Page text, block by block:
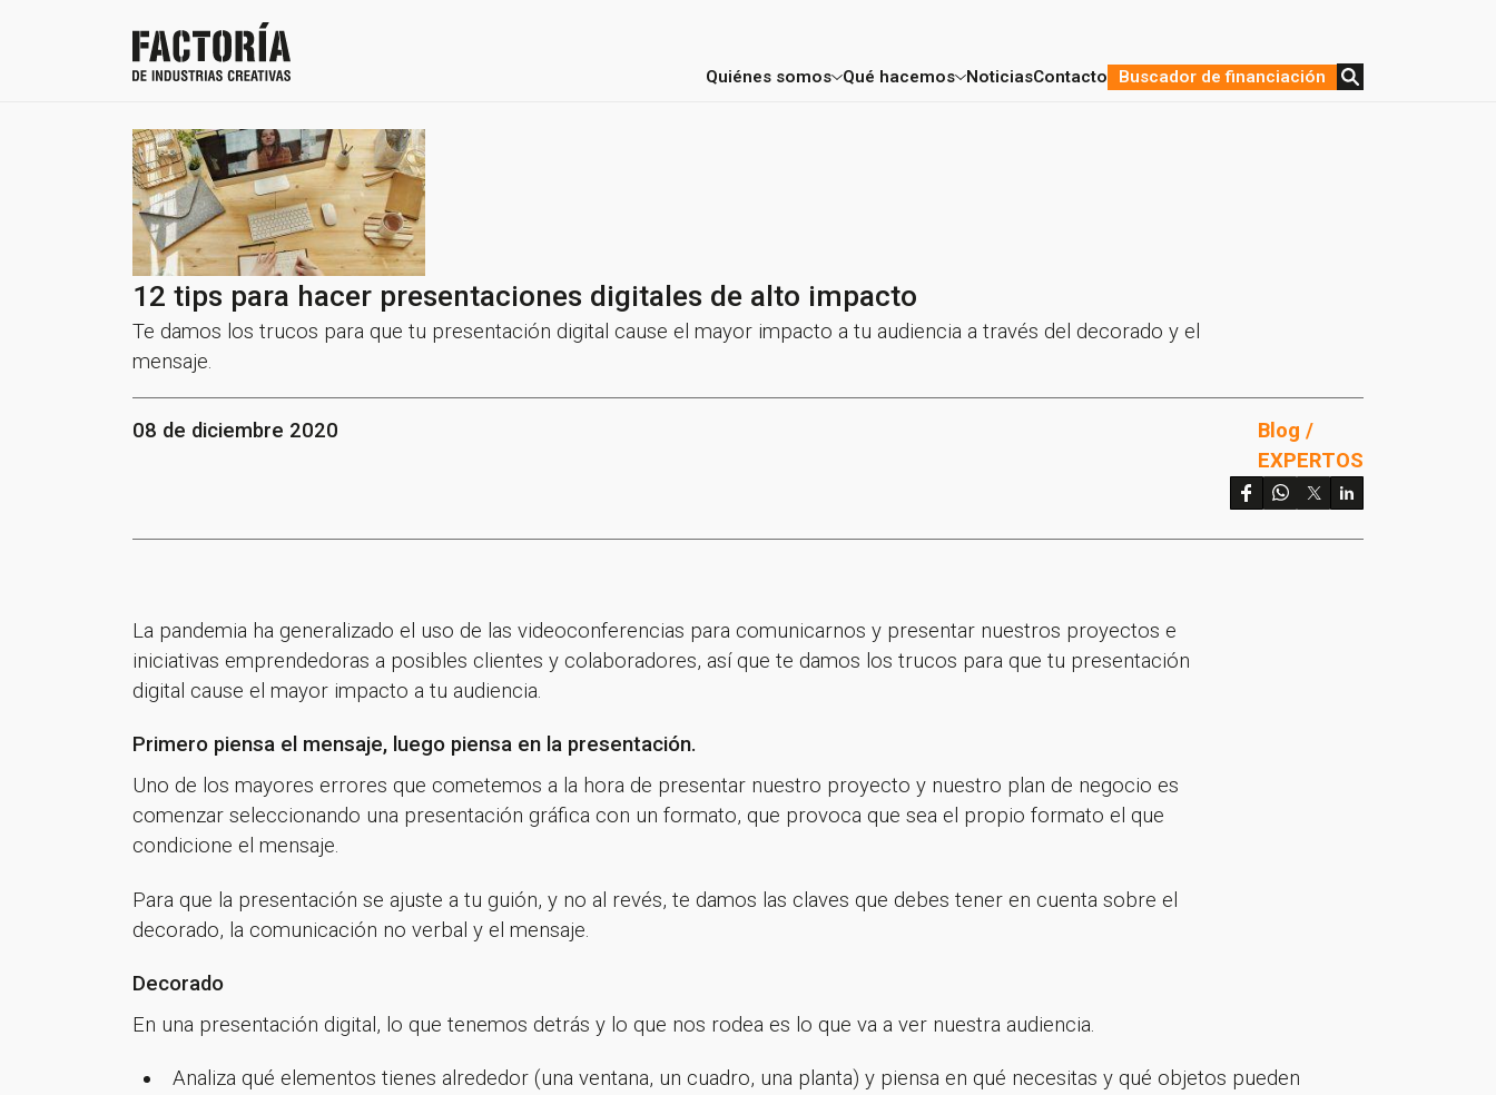
Quiénes somos
Entidades colaboradoras
Qué hacemos NoticiasContacto Buscador de financiación
12 tips para hacer presentaciones digitales de alto impacto
Te damos los trucos para que tu presentación digital cause el mayor impacto a tu audiencia a través del decorado y el
mensaje.
08 de diciembre 2020
Blog /
EXPERTOS
La pandemia ha generalizado el uso de las videoconferencias para comunicarnos y presentar nuestros proyectos e
iniciativas emprendedoras a posibles clientes y colaboradores, así que te damos los trucos para que tu presentación
digital cause el mayor impacto a tu audiencia.
Primero piensa el mensaje, luego piensa en la presentación.
Uno de los mayores errores que cometemos a la hora de presentar nuestro proyecto y nuestro plan de negocio es
comenzar seleccionando una presentación gráfica con un formato, que provoca que sea el propio formato el que
condicione el mensaje.
Para que la presentación se ajuste a tu guión, y no al revés, te damos las claves que debes tener en cuenta sobre el
decorado, la comunicación no verbal y el mensaje.
Decorado
En una presentación digital, lo que tenemos detrás y lo que nos rodea es lo que va a ver nuestra audiencia.
Analiza qué elementos tienes alrededor (una ventana, un cuadro, una planta) y piensa en qué necesitas y qué objetos pueden